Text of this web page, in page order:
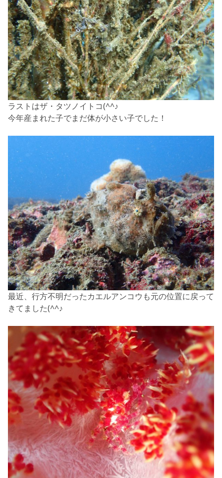
ラストはザ・タツノイトコ(^^♪
今年産まれた子でまだ体が小さい子でした！
最近、行方不明だったカエルアンコウも元の位置に戻って
きてました(^^♪